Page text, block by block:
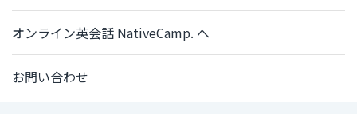
オンライン英会話 NativeCamp. へ
お問い合わせ